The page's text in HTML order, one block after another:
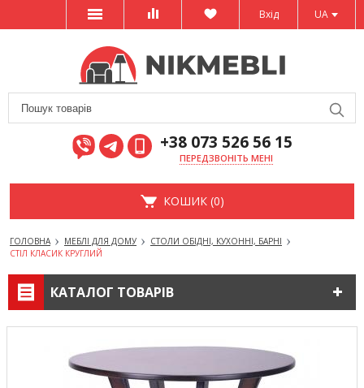
UA
Вхід
+38 073 526 56 15
ПЕРЕДЗВОНІТЬ МЕНІ
КОШИК (0)
ГОЛОВНА МЕБЛІ ДЛЯ ДОМУ
СТОЛИ ОБІДНІ, КУХОННІ, БАРНІ
СТІЛ КЛАСИК КРУГЛИЙ
КАТАЛОГ ТОВАРІВ